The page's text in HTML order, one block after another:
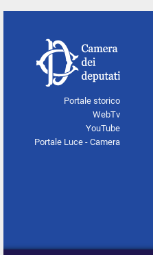
Portale storico
WebTv
YouTube
Portale Luce - Camera